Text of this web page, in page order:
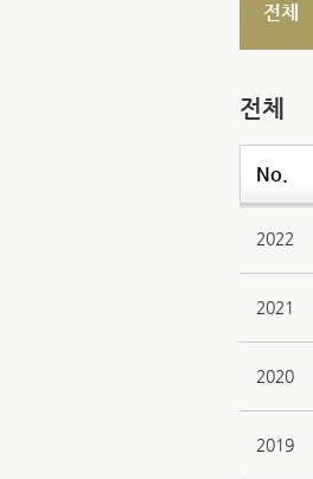
전체
전체
No.
2022
2021
2020
2019